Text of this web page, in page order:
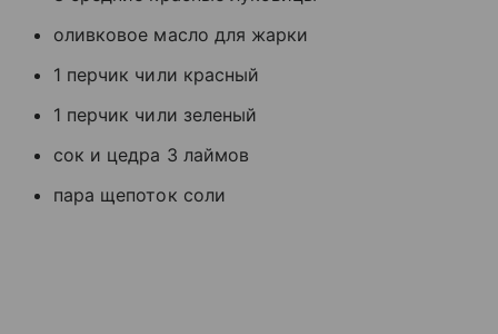
оливковое масло для жарки
1 перчик чили красный
1 перчик чили зеленый
сок и цедра 3 лаймов
пара щепоток соли